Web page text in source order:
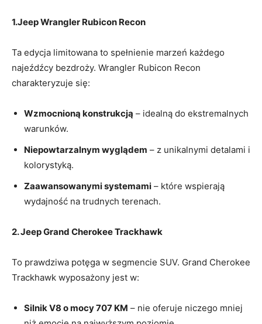
1.Jeep Wrangler Rubicon Recon
Ta edycja limitowana to spełnienie marzeń każdego
najeźdźcy bezdroży. Wrangler Rubicon Recon
charakteryzuje się:
Wzmocnioną konstrukcją – idealną do ekstremalnych
warunków.
Niepowtarzalnym wyglądem – z unikalnymi detalami i
kolorystyką.
Zaawansowanymi systemami – które wspierają
wydajność na trudnych terenach.
2. Jeep Grand Cherokee Trackhawk
To prawdziwa potęga w segmencie SUV. Grand Cherokee
Trackhawk wyposażony jest w:
Silnik V8 o mocy 707 KM – nie oferuje niczego mniej